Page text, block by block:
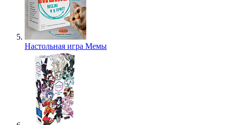
Настольная игра Мемы